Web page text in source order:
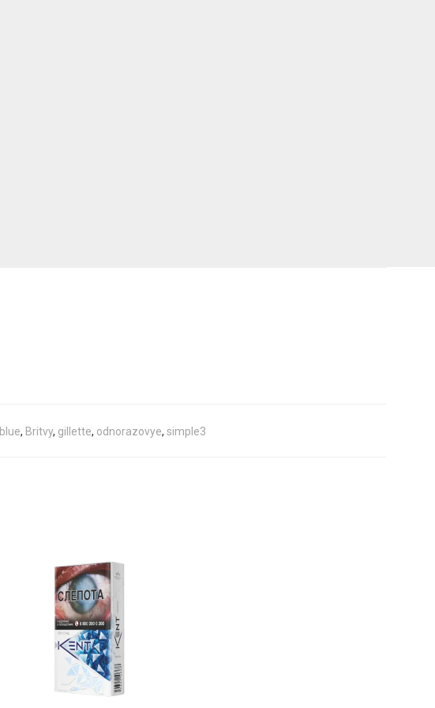
blue, Britvy, gillette, odnorazovye, simple3